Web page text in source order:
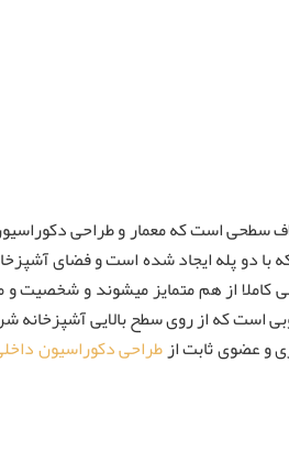
سطحی است که معمار و طراحی
دو پله ایجاد شده است و فضای
از هم متمایز میشوند و شخصیت و
است که از روی سطح بالایی آشپزخانه
و عضوی ثابت ازطراحی دکوراسیون